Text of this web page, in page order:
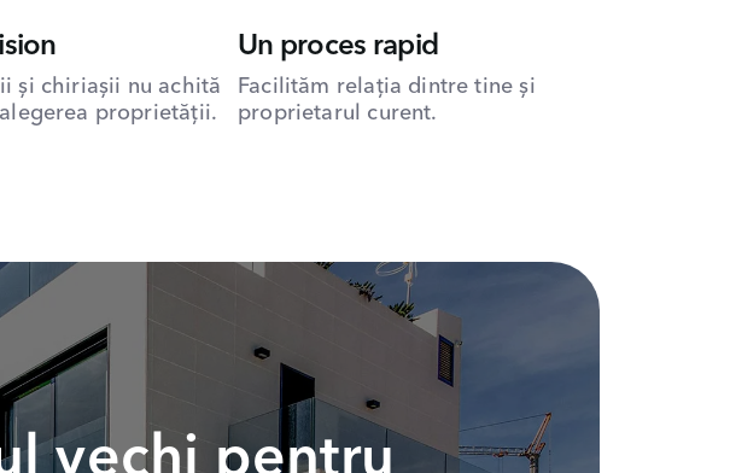
și chiriașii nu achită
proprietății.
Un proces rapid
Facilităm relația dintre tine și
proprietarul curent.
vechi pentru